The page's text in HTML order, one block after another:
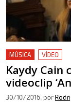
MÚSICA VÍDEO
Kaydy Cain
videoclip
30/10/2016, por